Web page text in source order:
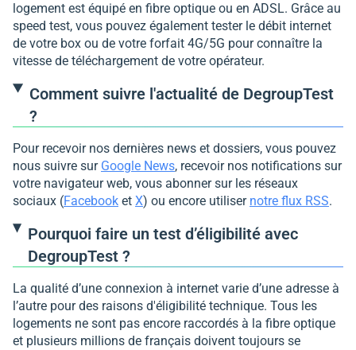
logement est équipé en fibre optique ou en ADSL. Grâce au
speed test, vous pouvez également tester le débit internet
de votre box ou de votre forfait 4G/5G pour connaître la
vitesse de téléchargement de votre opérateur.
Comment suivre l'actualité de DegroupTest
?
Pour recevoir nos dernières news et dossiers, vous pouvez
nous suivre sur Google News, recevoir nos notifications sur
votre navigateur web, vous abonner sur les réseaux
sociaux (Facebook et X) ou encore utiliser notre flux RSS.
Pourquoi faire un test d’éligibilité avec
DegroupTest ?
La qualité d’une connexion à internet varie d’une adresse à
l’autre pour des raisons d'éligibilité technique. Tous les
logements ne sont pas encore raccordés à la fibre optique
et plusieurs millions de français doivent toujours se